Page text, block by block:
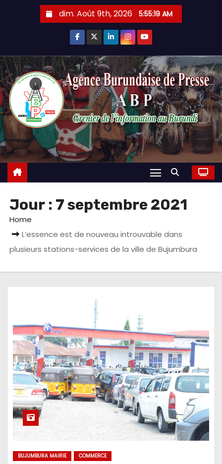
dim. Août 9th, 2026 5:55:20 AM
Jour : 7 septembre 2021
Home
L’essence est de nouveau introuvable dans
plusieurs stations-services de la ville de Bujumbura
BUJUMBURA MAIRIE COMMERCE